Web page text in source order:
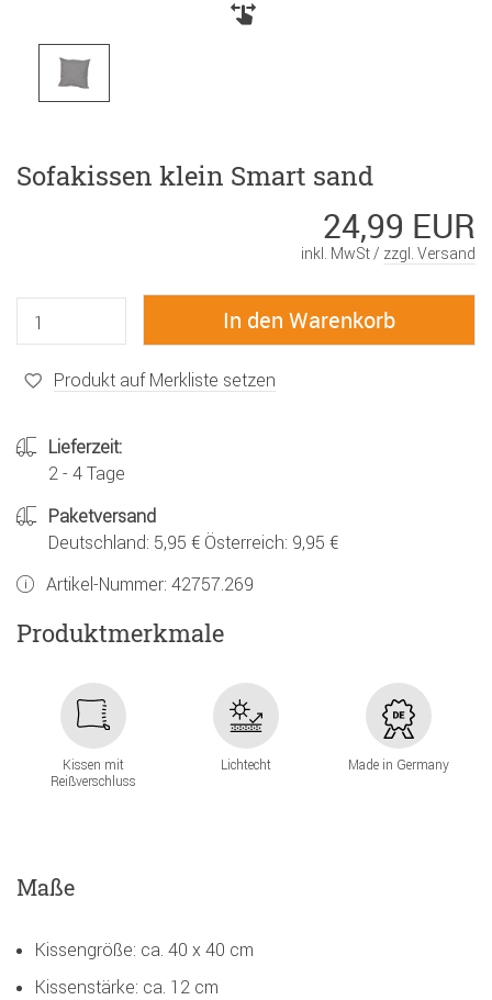
Sofakissen klein Smart sand
24,99 EUR
inkl. MwSt / zzgl. Versand
Produkt auf Merkliste setzen
Lieferzeit:
2 - 4 Tage
Paketversand
Deutschland: 5,95 € Österreich: 9,95 €
Artikel-Nummer: 42757.269
Produktmerkmale
Kissen mit
Reißverschluss
Lichtecht Made in Germany
Maße
Kissengröße: ca. 40 x 40 cm
Kissenstärke: ca. 12 cm